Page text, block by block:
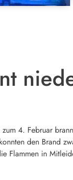
4. Februar
den Brand
Flammen in